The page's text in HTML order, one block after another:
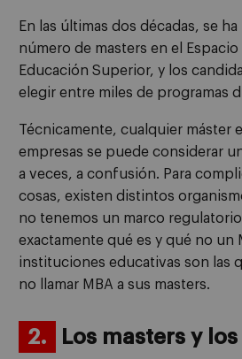
En las últimas dos décadas, se
número de masters en el
Educación Superior, y los
elegir entre miles de programas
Técnicamente, cualquier máster
empresas se puede considerar
a veces, a confusión. Para
cosas, existen distintos
no tenemos un marco
exactamente qué es y qué no un
instituciones educativas son las
no llamar MBA a sus masters.
2.
Los masters y los